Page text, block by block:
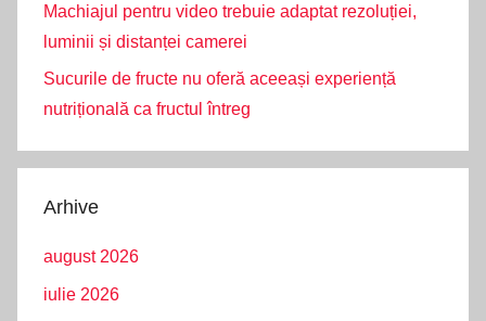
Machiajul pentru video trebuie adaptat rezoluției,
luminii și distanței camerei
Sucurile de fructe nu oferă aceeași experiență
nutrițională ca fructul întreg
Arhive
august 2026
iulie 2026